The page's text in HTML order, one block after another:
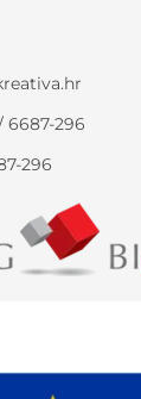
6687-296
296